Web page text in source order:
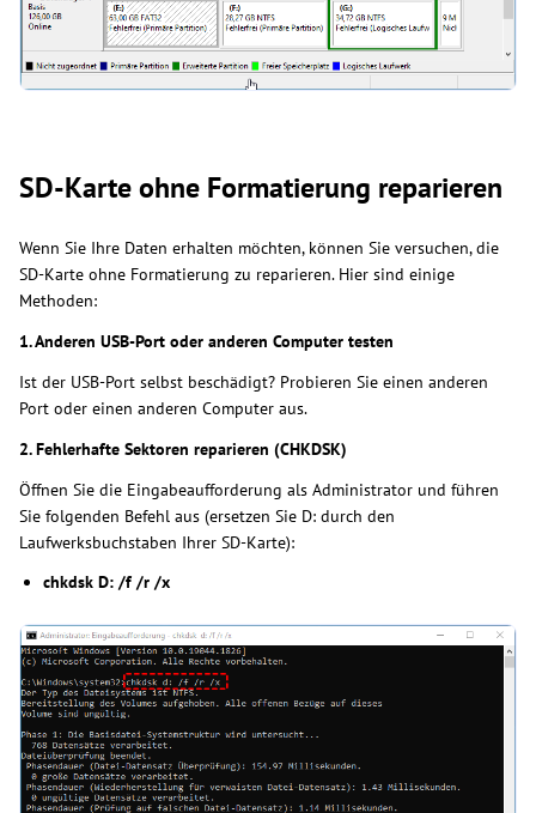
SD-Karte ohne Formatierung reparieren
Wenn Sie Ihre Daten erhalten möchten, können Sie versuchen, die
SD-Karte ohne Formatierung zu reparieren. Hier sind einige
Methoden:
1. Anderen USB-Port oder anderen Computer testen
Ist der USB-Port selbst beschädigt? Probieren Sie einen anderen
Port oder einen anderen Computer aus.
2. Fehlerhafte Sektoren reparieren (CHKDSK)
Öffnen Sie die Eingabeaufforderung als Administrator und führen
Sie folgenden Befehl aus (ersetzen Sie D: durch den
Laufwerksbuchstaben Ihrer SD-Karte):
chkdsk D: /f /r /x